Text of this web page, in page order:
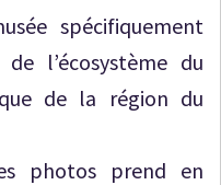
spécifiquement
l’écosystème du
de la région du
photos prend en